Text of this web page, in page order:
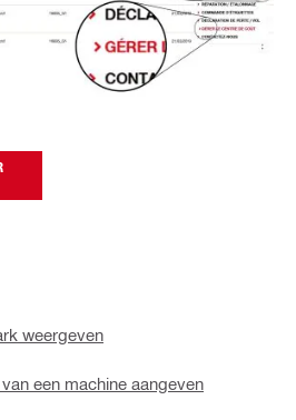
weergeven
een machine aangeven